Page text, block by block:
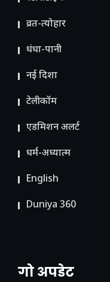
व्रत-त्योहार
धंधा-पानी
नई दिशा
टेलीकॉम
ए​डमिशन अलर्ट
धर्म-अध्यात्म
English
Duniya 360
गो अपडेट